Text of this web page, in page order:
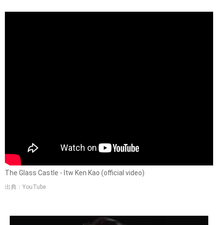
The Glass Castle - Itw Ken Kao (official video)
出典：YouTube